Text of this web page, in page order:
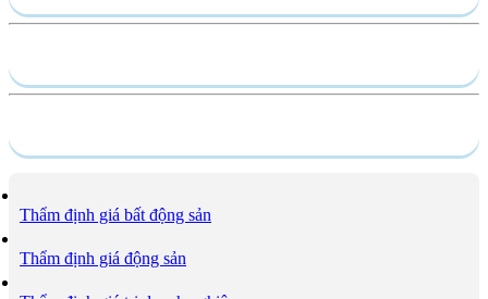
Thẩm định giá bất động sản
Thẩm định giá động sản